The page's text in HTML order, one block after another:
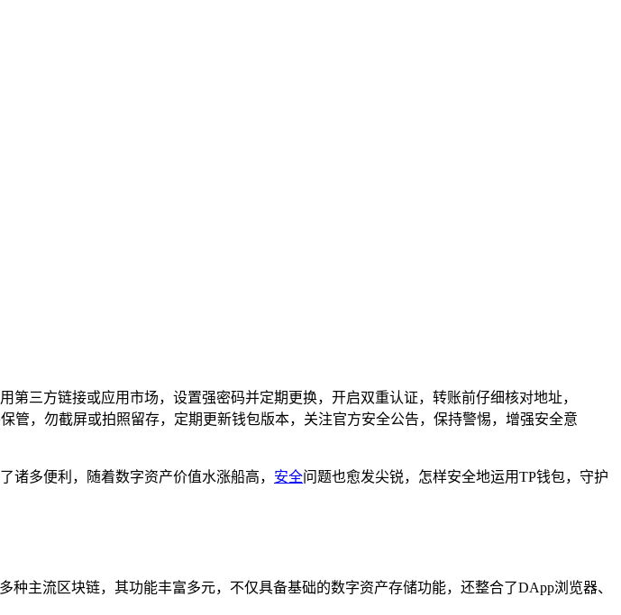
第三方链接或应用市场，设置强密码并定期更换，开启双重认证，转账前仔细核对地址，
，勿截屏或拍照留存，定期更新钱包版本，关注官方安全公告，保持警惕，增强安全意
诸多便利，随着数字资产价值水涨船高， 安全问题也愈发尖锐，怎样安全地运用TP钱包，守护
主流区块链，其功能丰富多元，不仅具备基础的数字资产存储功能，还整合了DApp浏览器、